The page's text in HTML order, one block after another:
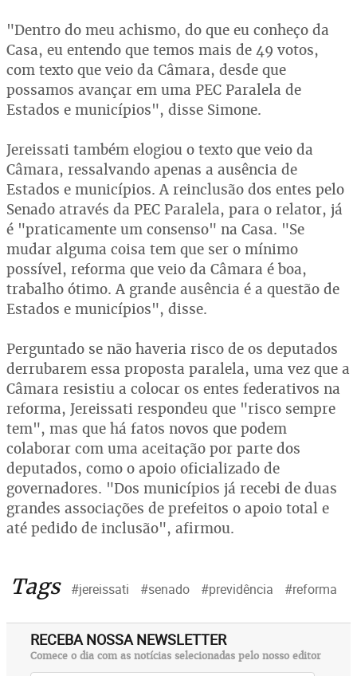
"Dentro do meu achismo, do que eu conheço da
Casa, eu entendo que temos mais de 49 votos,
com texto que veio da Câmara, desde que
possamos avançar em uma PEC Paralela de
Estados e municípios", disse Simone.
Jereissati também elogiou o texto que veio da
Câmara, ressalvando apenas a ausência de
Estados e municípios. A reinclusão dos entes pelo
Senado através da PEC Paralela, para o relator, já
é "praticamente um consenso" na Casa. "Se
mudar alguma coisa tem que ser o mínimo
possível, reforma que veio da Câmara é boa,
trabalho ótimo. A grande ausência é a questão de
Estados e municípios", disse.
Perguntado se não haveria risco de os deputados
derrubarem essa proposta paralela, uma vez que a
Câmara resistiu a colocar os entes federativos na
reforma, Jereissati respondeu que "risco sempre
tem", mas que há fatos novos que podem
colaborar com uma aceitação por parte dos
deputados, como o apoio oficializado de
governadores. "Dos municípios já recebi de duas
grandes associações de prefeitos o apoio total e
até pedido de inclusão", afirmou.
Tags #jereissati #senado #previdência #reforma
RECEBA NOSSA NEWSLETTER
Comece o dia com as notícias selecionadas pelo nosso editor